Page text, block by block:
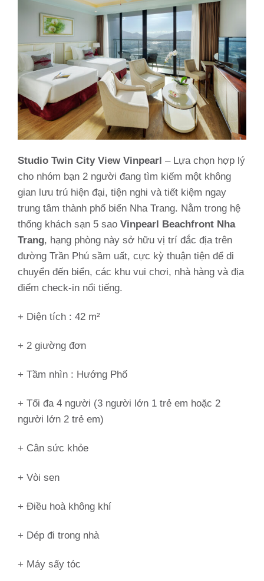
Studio Twin City View Vinpearl – Lựa chọn hợp lý
cho nhóm bạn 2 người đang tìm kiếm một không
gian lưu trú hiện đại, tiện nghi và tiết kiệm ngay
trung tâm thành phố biển Nha Trang. Nằm trong hệ
thống khách sạn 5 sao Vinpearl Beachfront Nha
Trang, hạng phòng này sở hữu vị trí đắc địa trên
đường Trần Phú sầm uất, cực kỳ thuận tiện để di
chuyển đến biển, các khu vui chơi, nhà hàng và địa
điểm check-in nổi tiếng.
+ Diện tích : 42 m²
+ 2 giường đơn
+ Tầm nhìn : Hướng Phố
+ Tối đa 4 người (3 người lớn 1 trẻ em hoặc 2
người lớn 2 trẻ em)
+ Cân sức khỏe
+ Vòi sen
+ Điều hoà không khí
+ Dép đi trong nhà
+ Máy sấy tóc